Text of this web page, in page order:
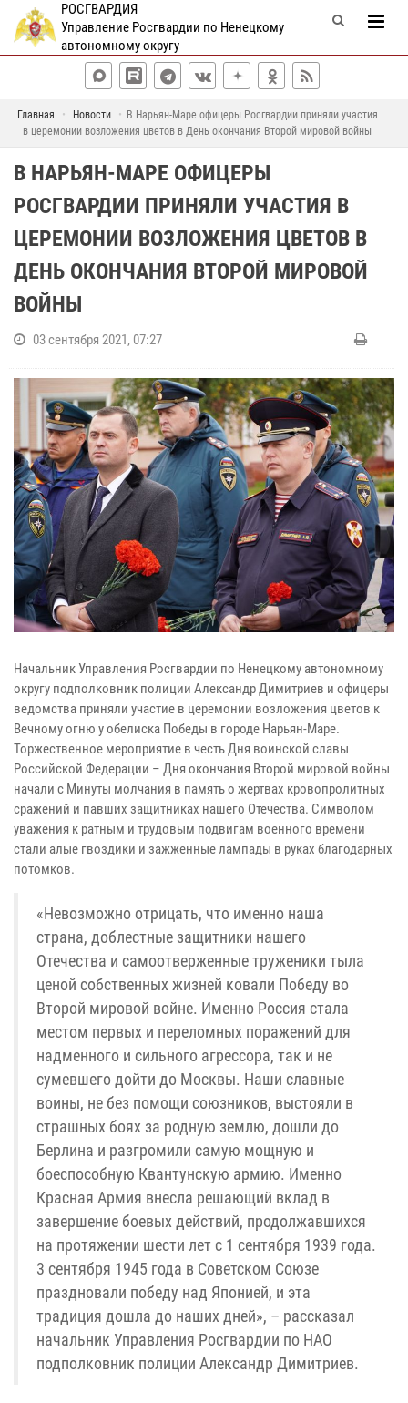
РОСГВАРДИЯ
Управление Росгвардии по Ненецкому
автономному округу
Главная Новости
В Нарьян-Маре офицеры Росгвардии приняли участия
в церемонии возложения цветов в День окончания Второй мировой войны
В НАРЬЯН-МАРЕ ОФИЦЕРЫ
РОСГВАРДИИ ПРИНЯЛИ УЧАСТИЯ В
ЦЕРЕМОНИИ ВОЗЛОЖЕНИЯ ЦВЕТОВ В
ДЕНЬ ОКОНЧАНИЯ ВТОРОЙ МИРОВОЙ
ВОЙНЫ
03 сентября 2021, 07:27
Начальник Управления Росгвардии по Ненецкому автономному
округу подполковник полиции Александр Димитриев и офицеры
ведомства приняли участие в церемонии возложения цветов к
Вечному огню у обелиска Победы в городе Нарьян-Маре.
Торжественное мероприятие в честь Дня воинской славы
Российской Федерации – Дня окончания Второй мировой войны
начали с Минуты молчания в память о жертвах кровопролитных
сражений и павших защитниках нашего Отечества. Символом
уважения к ратным и трудовым подвигам военного времени
стали алые гвоздики и зажженные лампады в руках благодарных
потомков.
«Невозможно отрицать, что именно наша
страна, доблестные защитники нашего
Отечества и самоотверженные труженики тыла
ценой собственных жизней ковали Победу во
Второй мировой войне. Именно Россия стала
местом первых и переломных поражений для
надменного и сильного агрессора, так и не
сумевшего дойти до Москвы. Наши славные
воины, не без помощи союзников, выстояли в
страшных боях за родную землю, дошли до
Берлина и разгромили самую мощную и
боеспособную Квантунскую армию. Именно
Красная Армия внесла решающий вклад в
завершение боевых действий, продолжавшихся
на протяжении шести лет с 1 сентября 1939 года.
3 сентября 1945 года в Советском Союзе
праздновали победу над Японией, и эта
традиция дошла до наших дней», – рассказал
начальник Управления Росгвардии по НАО
подполковник полиции Александр Димитриев.